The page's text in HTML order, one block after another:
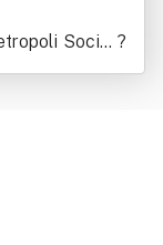
Societ
Limitata
?